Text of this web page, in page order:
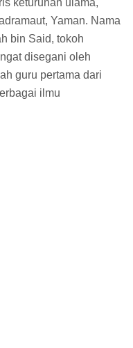
keturunan ulama,
Yaman. Nama
bin Said, tokoh
disegani oleh
guru pertama dari
ilmu